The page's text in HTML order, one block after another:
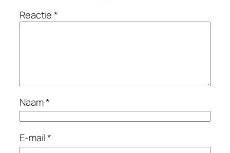
Reactie*
Naam*
E-mail*